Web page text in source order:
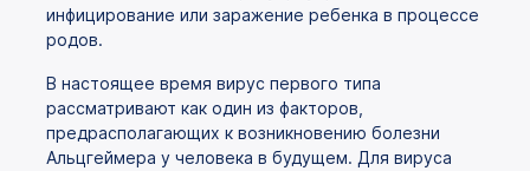
инфицирование или заражение ребенка в процессе
родов.
В настоящее время вирус первого типа
рассматривают как один из факторов,
предрасполагающих к возникновению болезни
Альцгеймера у человека в будущем. Для вируса